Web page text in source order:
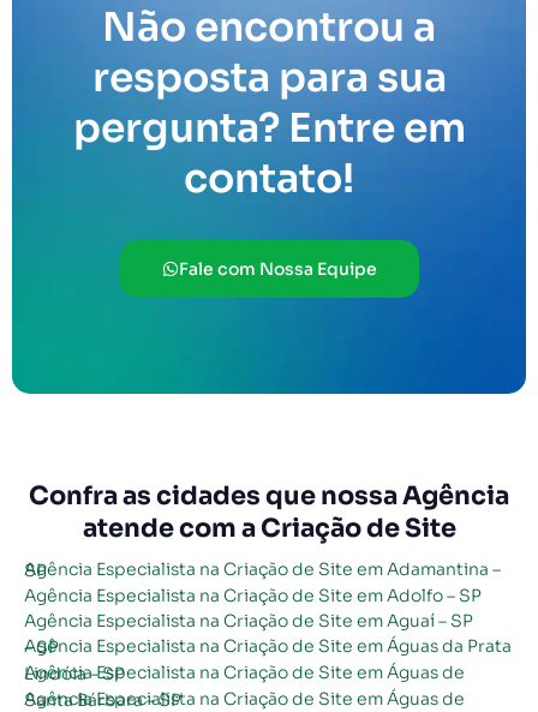
Não encontrou a
resposta para sua
pergunta? Entre em
contato!
Fale com Nossa Equipe
Confra as cidades que nossa Agência
atende com a Criação de Site
Agência Especialista na Criação de Site em Adamantina – SP
Agência Especialista na Criação de Site em Adolfo – SP
Agência Especialista na Criação de Site em Aguaí – SP
Agência Especialista na Criação de Site em Águas da Prata – SP
Agência Especialista na Criação de Site em Águas de Lindóia – SP
Agência Especialista na Criação de Site em Águas de Santa Bárbara – SP